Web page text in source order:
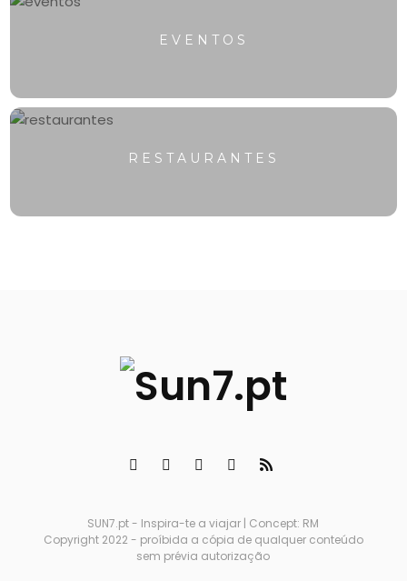
EVENTOS
RESTAURANTES
SUN7.pt - Inspira-te a viajar | Concept: RM
Copyright 2022 - proíbida a cópia de qualquer conteúdo
sem prévia autorização